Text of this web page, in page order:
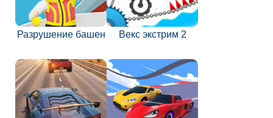
Разрушение башен Векс экстрим 2